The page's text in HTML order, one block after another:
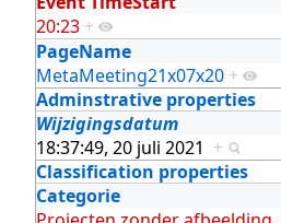
20:23 +
PageName
MetaMeeting21x07x20 +
Adminstrative properties
Wijzigingsdatum
18:37:49, 20 juli 2021 +
Classification properties
Categorie